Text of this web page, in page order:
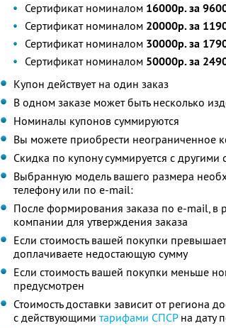
Сертификат номиналом 16000р. за
Сертификат номиналом 20000р. за
Сертификат номиналом 30000р. за
Сертификат номиналом 50000р. за
Купон действует на один заказ
В одном заказе может быть несколько
Номиналы купонов суммируются
Вы можете приобрести неограниченное
Скидка по купону суммируется с
Выбранную модель вашего размера
телефону или по e-mail:
После формирования заказа по e-mail, в
компании для утверждения заказа
Если стоимость вашей покупки
доплачиваете недостающую сумму
Если стоимость вашей покупки меньше
предусмотрен
Стоимость доставки зависит от региона
с действующими тарифами СПСРна дату